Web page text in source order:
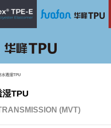
水透湿TPU
湿TPU
(MVT)